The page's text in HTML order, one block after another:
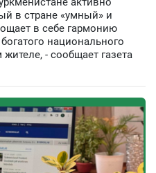
в стране «умный» и
в себе гармонию
национального
- сообщает газета